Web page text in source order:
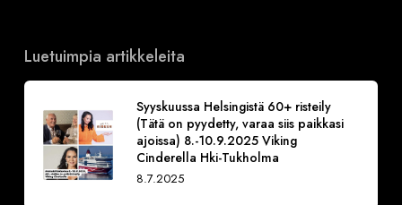
Luetuimpia artikkeleita
Syyskuussa Helsingistä 60+ risteily
(Tätä on pyydetty, varaa siis paikkasi
ajoissa) 8.-10.9.2025 Viking
Cinderella Hki-Tukholma
8.7.2025